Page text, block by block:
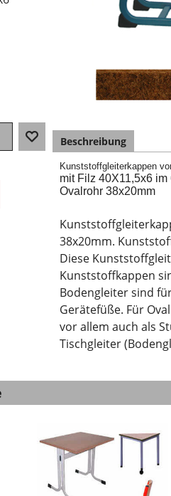
Beschreibung
Kunststoffgleiterkappen
mit Filz 40X11,5x6 im
Ovalrohr 38x20mm
38x20mm.
Diese
Kunststoffkappen
Bodengleiter sind
Gerätefüße. Für
vor allem auch als
Tischgleiter